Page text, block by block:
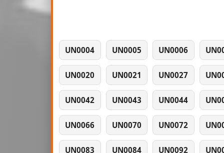
UN0004 UN0005 UN0006
UN0020 UN0021 UN0027
UN0042 UN0043 UN0044
UN0066 UN0070 UN0072
UN0083 UN0084 UN0092